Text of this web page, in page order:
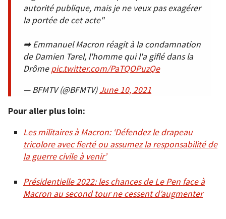
autorité publique, mais je ne veux pas exagérer
la portée de cet acte"
➡ Emmanuel Macron réagit à la condamnation
de Damien Tarel, l'homme qui l'a giflé dans la
Drômepic.twitter.com/PaTQOPuzQe
— BFMTV (@BFMTV)June 10, 2021
Pour aller plus loin:
Les militaires à Macron: ‘Défendez le drapeau
tricolore avec fierté ou assumez la responsabilité de
la guerre civile à venir’
Présidentielle 2022: les chances de Le Pen face à
Macron au second tour ne cessent d’augmenter